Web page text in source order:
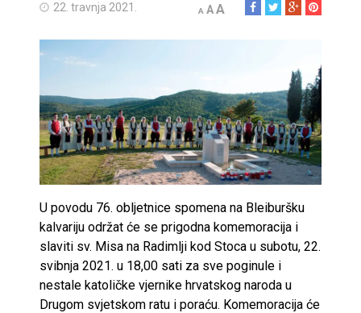
22. travnja 2021. A AA
U povodu 76. obljetnice spomena na Bleiburšku
kalvariju održat će se prigodna komemoracija i
slaviti sv. Misa na Radimlji kod Stoca u subotu, 22.
svibnja 2021. u 18,00 sati za sve poginule i
nestale katoličke vjernike hrvatskog naroda u
Drugom svjetskom ratu i poraću. Komemoracija će